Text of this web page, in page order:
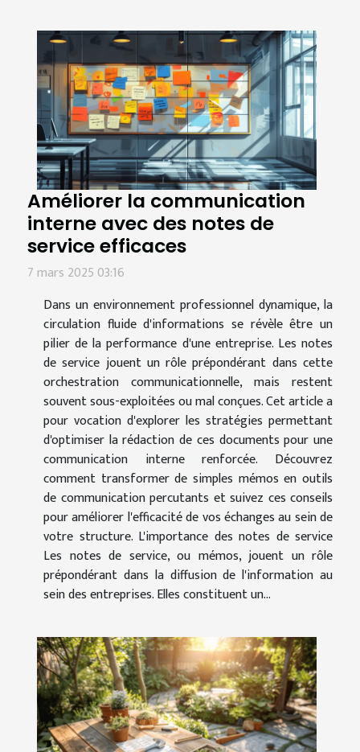
Améliorer la communication
interne avec des notes de
service efficaces
7 mars 2025 03:16
Dans un environnement professionnel dynamique, la
circulation fluide d'informations se révèle être un
pilier de la performance d'une entreprise. Les notes
de service jouent un rôle prépondérant dans cette
orchestration communicationnelle, mais restent
souvent sous-exploitées ou mal conçues. Cet article a
pour vocation d'explorer les stratégies permettant
d'optimiser la rédaction de ces documents pour une
communication interne renforcée. Découvrez
comment transformer de simples mémos en outils
de communication percutants et suivez ces conseils
pour améliorer l'efficacité de vos échanges au sein de
votre structure. L'importance des notes de service
Les notes de service, ou mémos, jouent un rôle
prépondérant dans la diffusion de l'information au
sein des entreprises. Elles constituent un...